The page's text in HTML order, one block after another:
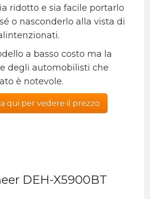
ridotto e sia facile portarlo
o nasconderlo alla vista di
a basso costo ma la
degli automobilisti che
è notevole.
qui per vedere il prezzo
DEH-X5900BT